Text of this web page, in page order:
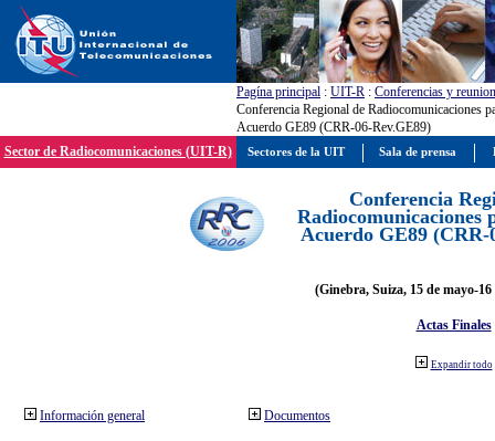
Pagína principal : UIT-R : Conferencias y
Conferencia Regional de Radiocomunicaciones
Acuerdo GE89 (CRR-06-Rev.GE89)
Sector de Radiocomunicaciones (UIT-R)
Conferencia
Radiocomunicaciones
Acuerdo GE89 (CRR-
(Ginebra, Suiza, 15 de mayo-
Actas Finales
Expandir todo
Información general Documentos
Sectores de la UIT Sala de prensa